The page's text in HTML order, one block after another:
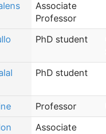
Associate
Professor
PhD student
PhD student
Professor
Associate